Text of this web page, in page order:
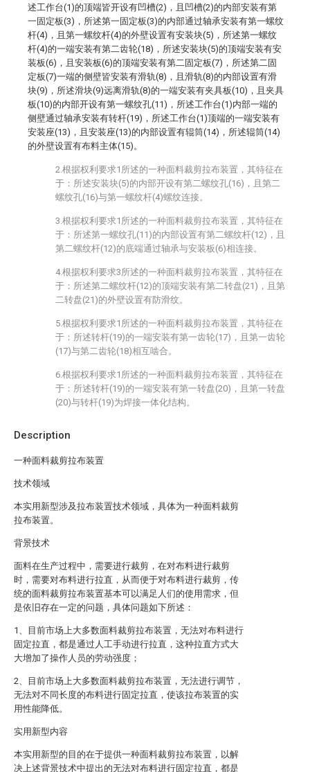
Description
一种面料裁剪拉布装置
技术领域
本实用新型涉及拉布装置技术领域，具体为一种面料裁剪
拉布装置。
背景技术
面料在生产过程中，需要进行裁剪，在对布料进行裁剪
时，需要对布料进行拉直，从而便于对布料进行裁剪，传
统的面料裁剪拉布装置基本可以满足人们的使用需求，但
是依旧存在一定的问题，具体问题如下所述：
1、目前市场上大多数面料裁剪拉布装置，无法对布料进行
固定拉直，都是通过人工手动进行拉直，这种拉直方式大
大增加了操作人员的劳动强度；
2、目前市场上大多数面料裁剪拉布装置，无法进行调节，
无法对不同长度的布料进行固定拉直，使该拉布装置的实
用性能降低。
实用新型内容
本实用新型的目的在于提供一种面料裁剪拉布装置，以解
决上述背景技术中提出的无法对布料进行固定拉直，都是
述工作台(1)的顶端皆开设有凹槽(2)，且凹槽(2)的内部安装有第
一固定板(3)，所述第一固定板(3)的内部通过轴承安装有第一螺纹
杆(4)，且第一螺纹杆(4)的外壁设置有安装块(5)，所述第一螺纹
杆(4)的一端安装有第二齿轮(18)，所述安装块(5)的顶端安装有安
装板(6)，且安装板(6)的顶端安装有第二固定板(7)，所述第二固
定板(7)一端的侧壁皆安装有滑轨(8)，且滑轨(8)的内部设置有滑
块(9)，所述滑块(9)远离滑轨(8)的一端安装有夹具板(10)，且夹具
板(10)的内部开设有第一螺纹孔(11)，所述工作台(1)内部一端的
侧壁通过轴承安装有转杆(19)，所述工作台(1)顶端的一端安装有
安装座(13)，且安装座(13)的内部设置有辊筒(14)，所述辊筒(14)
的外壁设置有布料主体(15)。
2.根据权利要求1所述的一种面料裁剪拉布装置，其特征在
于：所述安装块(5)的内部开设有第二螺纹孔(16)，且第二
螺纹孔(16)与第一螺纹杆(4)螺纹连接。
3.根据权利要求1所述的一种面料裁剪拉布装置，其特征在
于：所述第一螺纹孔(11)的内部设置有第二螺纹杆(12)，且
第二螺纹杆(12)的底端通过轴承与安装板(6)相连接。
4.根据权利要求3所述的一种面料裁剪拉布装置，其特征在
于：所述第二螺纹杆(12)的顶端安装有第二转盘(21)，且第
二转盘(21)的外壁设置有防滑纹。
5.根据权利要求1所述的一种面料裁剪拉布装置，其特征在
于：所述转杆(19)的一端安装有第一齿轮(17)，且第一齿轮
(17)与第二齿轮(18)相互啮合。
6.根据权利要求1所述的一种面料裁剪拉布装置，其特征在
于：所述转杆(19)的一端安装有第一转盘(20)，且第一转盘
(20)与转杆(19)为焊接一体化结构。